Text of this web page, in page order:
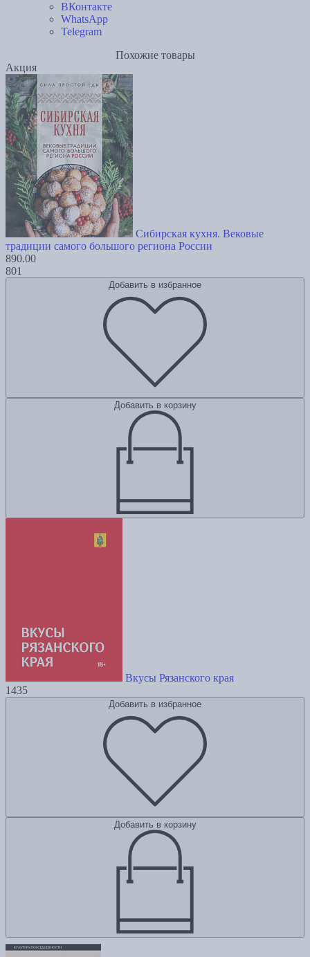
ВКонтакте
WhatsApp
Telegram
Похожие товары
Акция
Сибирская кухня. Вековые
традиции самого большого региона России
890.00
801
Добавить в избранное
Добавить в корзину
Вкусы Рязанского края
1435
Добавить в избранное
Добавить в корзину